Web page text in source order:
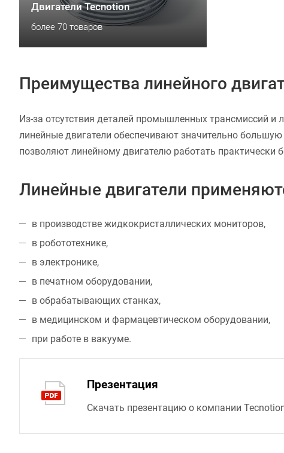
Двигатели Tecnotion
более 70 товаров
Преимущества линейного
Из-за отсутствия деталей промышленных трансмиссий и
линейные двигатели обеспечивают значительно
позволяют линейному двигателю работать практически
Линейные двигатели
в производстве жидкокристаллических мониторов,
в робототехнике,
в электронике,
в печатном оборудовании,
в обрабатывающих станках,
в медицинском и фармацевтическом оборудовании,
при работе в вакууме.
Презентация
Скачать презентацию о компании